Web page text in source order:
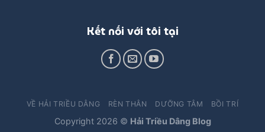
Kết nối với tôi tại
VỀ HẢI TRIỀU DÂNG RÈN THÂN DƯỠNG TÂM BỒI TRÍ
Copyright 2026 © Hải Triều Dâng Blog